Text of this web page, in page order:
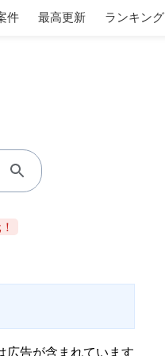
件 最高更新 ランキング
広告が含まれています